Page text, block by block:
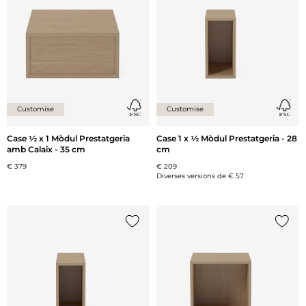
Customise
Case ½ x 1 Mòdul Prestatgeria
amb Calaix - 35 cm
€ 379
Customise
Case 1 x ½ Mòdul Prestatgeria - 28
cm
€ 209
Diverses versions de € 57